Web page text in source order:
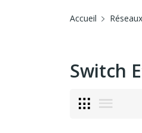
Accueil
Switch